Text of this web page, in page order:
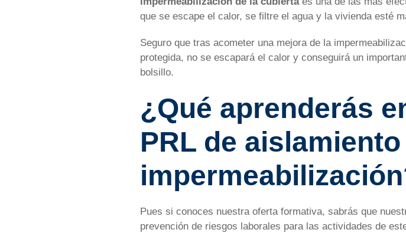
que se escape el calor, se filtre el agua y la vivienda esté
Seguro que tras acometer una mejora de la
protegida, no se escapará el calor y conseguirá un
bolsillo.
¿Qué aprenderás
PRL de aislamiento
Pues si conoces nuestra oferta formativa, sabrás que
prevención de riesgos laborales para las actividades de